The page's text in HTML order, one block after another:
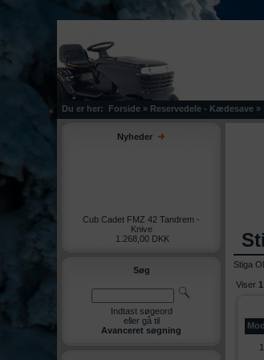
Du er her: Forside » Reservedele - Kædesave »
Nyheder
Cub Cadet FMZ 42 Tandrem -
Knive
1.268,00 DKK
Søg
Indtast søgeord
eller gå til
Avanceret søgning
Stiga
Viser 1